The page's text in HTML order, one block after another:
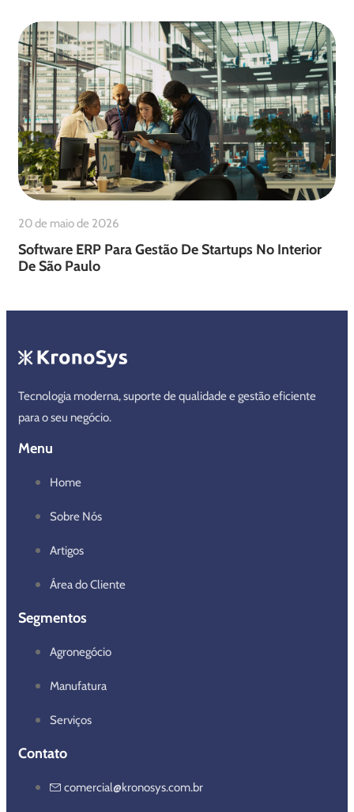
20 de maio de 2026
Software ERP Para Gestão De Startups No Interior
De São Paulo
Tecnologia moderna, suporte de qualidade e gestão eficiente
para o seu negócio.
Menu
Home
Sobre Nós
Artigos
Área do Cliente
Segmentos
Agronegócio
Manufatura
Serviços
Contato
comercial@kronosys.com.br